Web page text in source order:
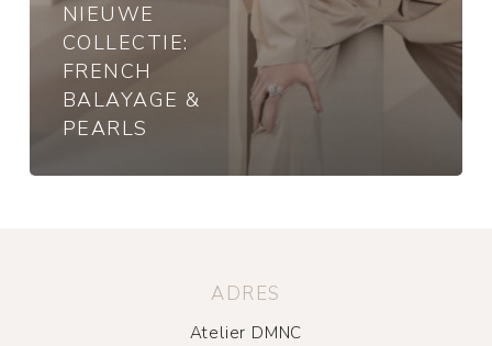
NIEUWE
COLLECTIE:
FRENCH
BALAYAGE &
PEARLS
ADRES
Atelier DMNC